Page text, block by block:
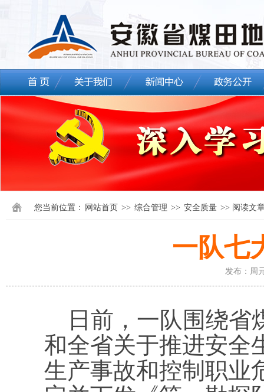
您当前位置： 网站首页 >> 综合管理 >> 安全质量 >> 阅读文
一队七
发布：周
日前，一队围绕省
和全省关于推进安全
生产事故和控制职业